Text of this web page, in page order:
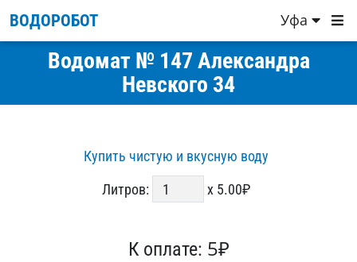
ВОДОРОБОТ Уфа
Водомат № 147 Александра
Невского 34
Купить чистую и вкусную воду
Литров:
x 5.00₽
К оплате: 5₽